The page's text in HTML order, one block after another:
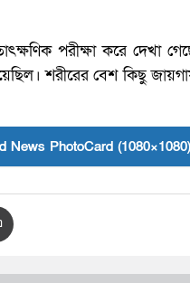
পরীক্ষা করে দেখা
শরীরের বেশ কিছু
News PhotoCard (1080×1080)